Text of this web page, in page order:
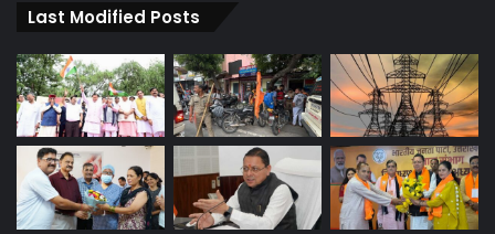
Last Modified Posts